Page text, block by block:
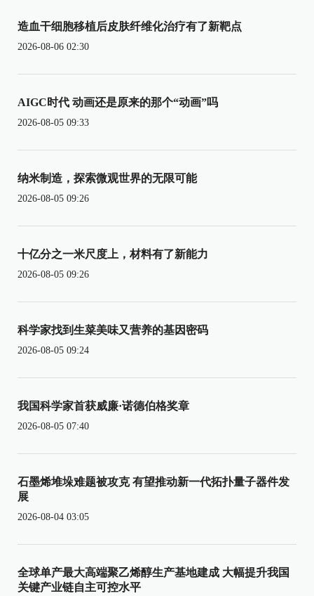
造血干细胞移植后皮肤纤维化治疗有了新靶点
2026-08-06 02:30
AIGC时代 动画还是原来的那个“动画”吗
2026-08-05 09:33
纳米制造，探索微观世界的无限可能
2026-08-05 09:26
十亿分之一米尺度上，材料有了新能力
2026-08-05 09:26
科学家找到生菜美味又营养的基因密码
2026-08-05 09:24
我国科学家首获威廉·诺德伯格奖章
2026-08-05 07:40
石墨烯堆垛难题被攻克 有望推动新一代拓扑量子器件发
展
2026-08-04 03:05
全球单产最大高端聚乙烯醇生产基地建成 大幅提升我国
关键产业链自主可控水平